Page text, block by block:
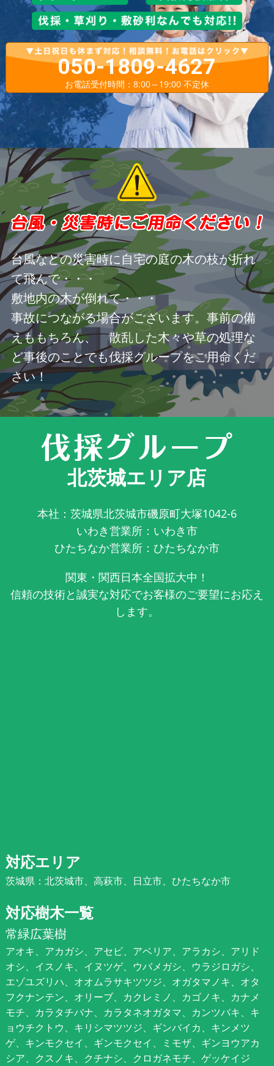
050-1809-4627
お電話受付時間：8:00～19:00 不定休
台風などの災害時に自宅の庭の木の枝が折れ
て飛んで・・・
敷地内の木が倒れて・・・
事故につながる場合がございます。事前の備
えももちろん、 散乱した木々や草の処理な
ど事後のことでも伐採グループをご用命くだ
さい！
北茨城エリア店
本社：茨城県北茨城市磯原町大塚1042-6
いわき営業所：いわき市
ひたちなか営業所：ひたちなか市
関東・関西日本全国拡大中！
信頼の技術と誠実な対応でお客様のご要望にお応え
します。
対応エリア
茨城県：北茨城市、高萩市、日立市、ひたちなか市
対応樹木一覧
常緑広葉樹
アオキ、アカガシ、アセビ、アベリア、アラカシ、アリド
オシ、イスノキ、イヌツゲ、ウバメガシ、ウラジロガシ、
エゾユズリハ、オオムラサキツツジ、オガタマノキ、オタ
フクナンテン、オリーブ、カクレミノ、カゴノキ、カナメ
モチ、カラタチバナ、カラタネオガタマ、カンツバキ、キ
ョウチクトウ、キリシマツツジ、ギンバイカ、キンメツ
ゲ、キンモクセイ、ギンモクセイ、ミモザ、ギンヨウアカ
シア、クスノキ、クチナシ、クロガネモチ、ゲッケイジ